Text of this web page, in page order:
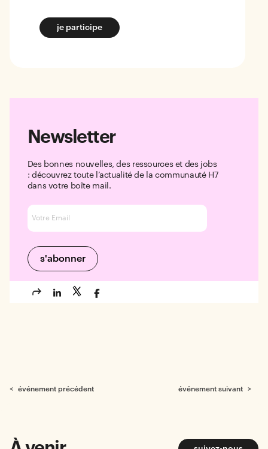
je participe
Newsletter
Des bonnes nouvelles, des ressources et des jobs
: découvrez toute l’actualité de la communauté H7
dans votre boîte mail.
< événement précédent événement suivant >